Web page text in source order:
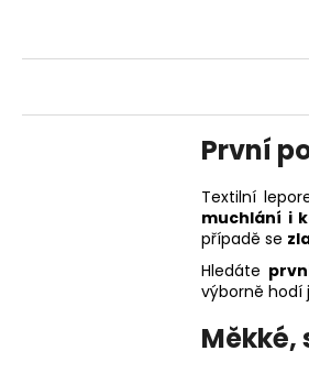
První
Textilní
muchlání i
případě se
Hledáte
výborně hodí
Měkké,